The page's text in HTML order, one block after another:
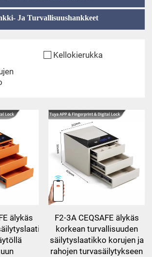
Ja Turvallisuushankkeet
Kellokierukka
älykäs
F2-3A CEQSAFE älykäs
korkean turvallisuuden
säilytyslaatikko korujen ja
rahojen turvasäilytykseen